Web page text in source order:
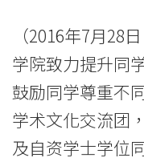
生
参
与
海
外
（2016年7月28
学院致力提升同
鼓励同学尊重不
学术文化交流团
及自资学士学位